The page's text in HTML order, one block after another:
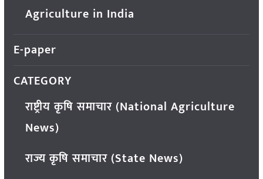
Agriculture in India
E-paper
CATEGORY
राष्ट्रीय कृषि समाचार (National Agriculture
News)
राज्य कृषि समाचार (State News)